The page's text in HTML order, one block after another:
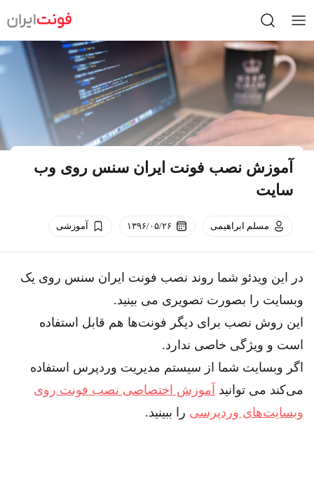
to
content
آموزش نصب فونت ایران سنس روی وب
سایت
مسلم ابراهیمی ۱۳۹۶/۰۵/۲۶ آموزشی
در این ویدئو شما روند نصب فونت ایران سنس روی یک
وبسایت را بصورت تصویری می بینید.
این روش نصب برای دیگر فونت‌ها هم قابل استفاده
است و ویژگی خاصی ندارد.
اگر وبسایت شما از سیستم مدیریت وردپرس استفاده
می‌کند می توانید آموزش اختصاصی نصب فونت روی
وبسایت‌های وردپرسی را ببینید.